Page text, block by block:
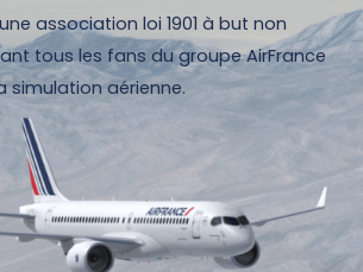
une association loi 1901 à but non
tous les fans du groupe AirFrance
simulation aérienne.